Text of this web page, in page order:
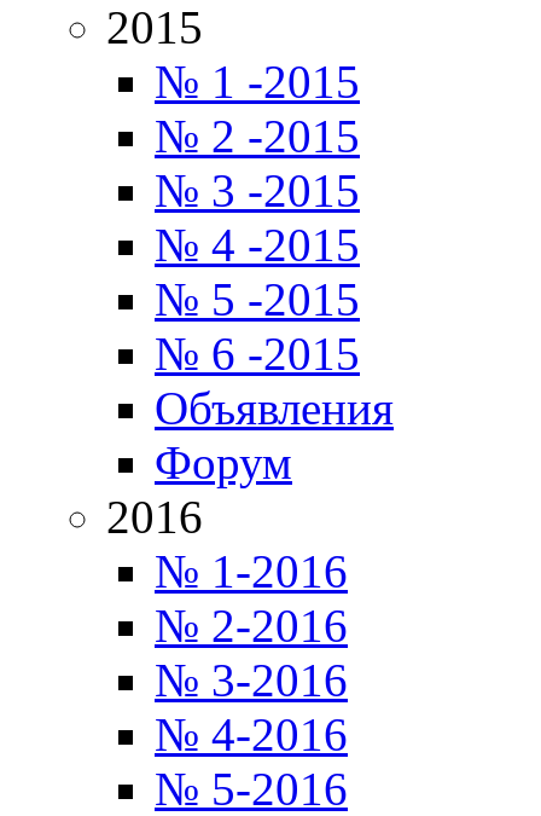
2015
№ 1 -2015
№ 2 -2015
№ 3 -2015
№ 4 -2015
№ 5 -2015
№ 6 -2015
Объявления
Форум
2016
№ 1-2016
№ 2-2016
№ 3-2016
№ 4-2016
№ 5-2016